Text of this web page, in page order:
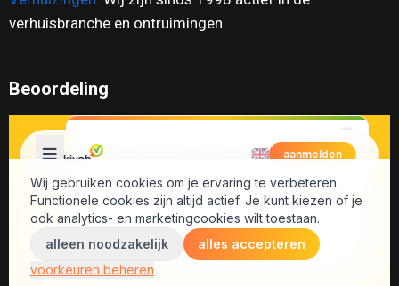
verhuisbranche en ontruimingen.
Beoordeling